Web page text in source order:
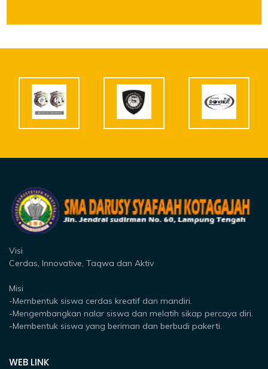
Visi
Cerdas, Innovative, Taqwa dan Aktiv
Misi
-Membentuk siswa cerdas kreatif dan mandiri.
-Mengembangkan nalar siswa dan melatih sikap percaya diri.
-Membentuk siswa yang beriman dan berbudi pakerti.
WEB LINK